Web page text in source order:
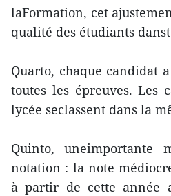
laFormation, cet
qualité des étudiants
Quarto, chaque candidat
toutes les épreuves. Les
lycée seclassent dans la
Quinto, uneimportante
notation : la note
à partir de cette année